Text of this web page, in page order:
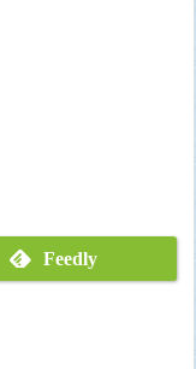
Feedly